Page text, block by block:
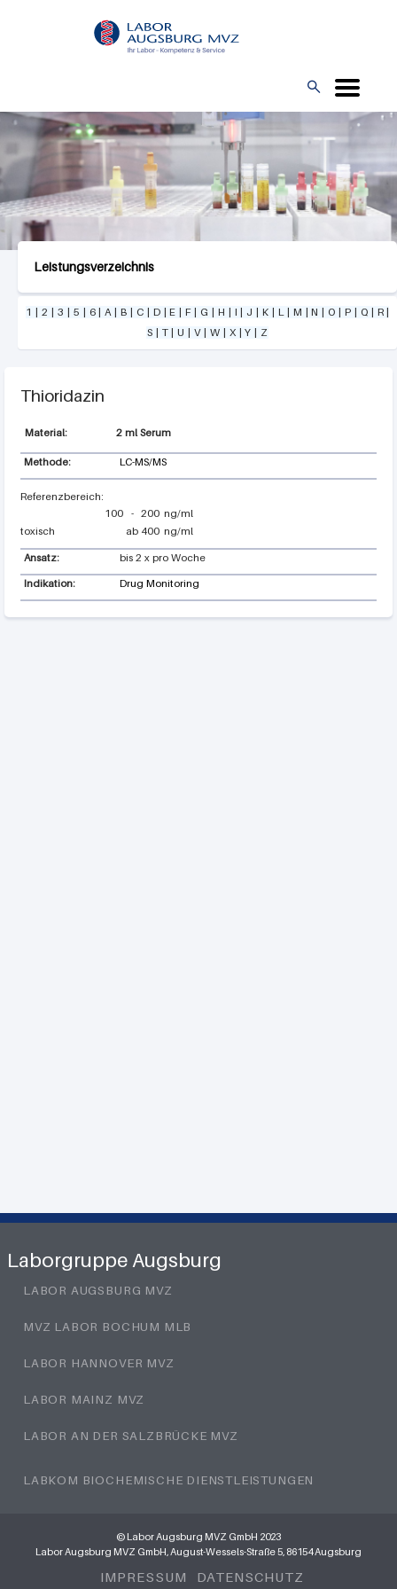
Direkt
zum
O

Leistungsverzeichnis
1 | 2 | 3 | 5 | 6 | A | B | C | D | E | F | G | H | I | J | K | L | M | N | O | P | Q | R |
S | T | U | V | W | X | Y | Z
Thioridazin
2 ml Serum
Methode: LC-MS/MS
100 - 200 ng/ml
toxisch
ab 400 ng/ml
Ansatz: bis 2 x pro Woche
Indikation: Drug Monitoring
© Labor Augsburg MVZ GmbH 2023
Labor Augsburg MVZ GmbH, August-Wessels-Straße 5, 86154 Augsburg
IMPRESSUM DATENSCHUTZ
Laborgruppe Augsburg
LABOR AUGSBURG MVZ
MVZ LABOR BOCHUM MLB
LABOR HANNOVER MVZ
LABOR MAINZ MVZ
LABOR AN DER SALZBRÜCKE MVZ
LABKOM BIOCHEMISCHE DIENSTLEISTUNGEN